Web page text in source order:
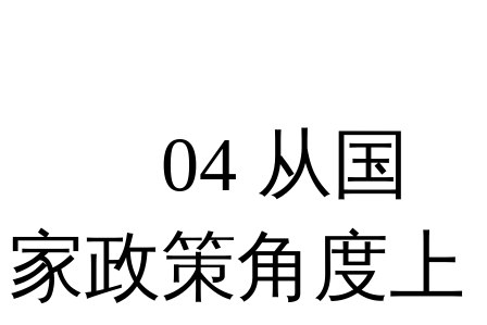
04 从国
家政策角度上